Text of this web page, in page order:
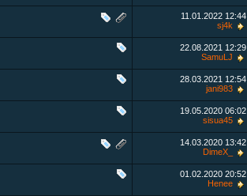
11.01.2022 12:44
sj4k
22.08.2021 12:29
SamuLJ
28.03.2021 12:54
jani983
19.05.2020 06:02
sisua45
14.03.2020 13:42
DimeX_
01.02.2020 20:52
Henee